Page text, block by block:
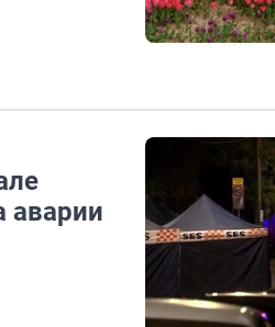
аварии